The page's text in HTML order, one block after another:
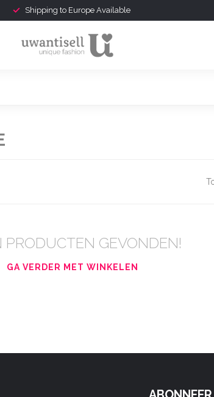
Shipping to Europe Available
PRODUCTEN GEVONDEN!
GA VERDER MET WINKELEN